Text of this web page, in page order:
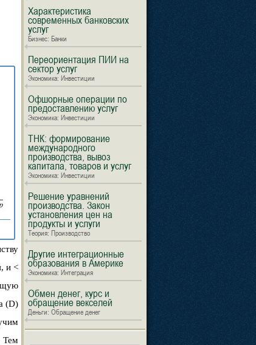
и <
(D)
Тем
Характеристика
современных банковских
услуг
Бизнес: Банки
Переориентация ПИИ на
сектор услуг
Экономика: Инвестиции
Офшорные операции по
предоставлению услуг
Экономика: Инвестиции
ТНК: формирование
международного
производства, вывоз
капитала, товаров и услуг
Экономика: Инвестиции
Решение уравнений
производства. Закон
установления цен на
продукты и услуги
Теория: Производство
Другие интеграционные
образования в Америке
Экономика: Интеграция
Обмен денег, курс и
обращение векселей
Деньги: Обращение денег